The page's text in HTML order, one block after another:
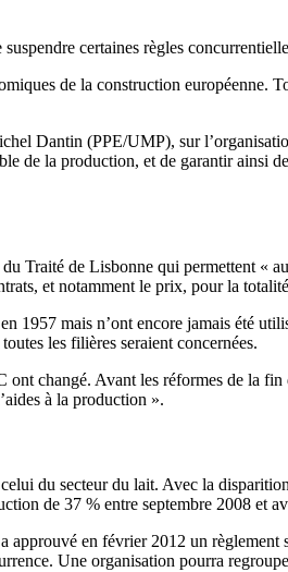
certaines règles
de la construction
Dantin (PPE/UMP), sur
de la production, et de garantir
Traité de Lisbonne qui permettent «
et notamment le prix, pour la
1957 mais n’ont encore jamais été
les filières seraient concernées.
changé. Avant les réformes de la
à la production ».
du secteur du lait. Avec la
de 37 % entre septembre 2008 et
approuvé en février 2012 un
Une organisation pourra